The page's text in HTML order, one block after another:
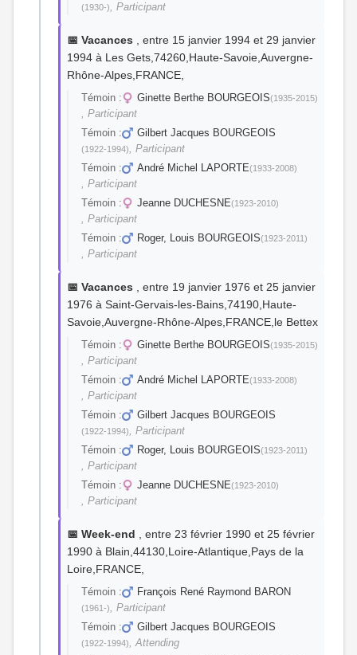
(1930-), Participant
📅 Vacances , entre 15 janvier 1994 et 29 janvier
1994 à Les Gets,74260,Haute-Savoie,Auvergne-
Rhône-Alpes,FRANCE,
Témoin : Ginette Berthe BOURGEOIS(1935-2015)
, Participant
Témoin :
Gilbert Jacques BOURGEOIS
(1922-1994), Participant
Témoin :
André Michel LAPORTE(1933-2008)
, Participant
Témoin :
Jeanne DUCHESNE(1923-2010)
, Participant
Témoin :
Roger, Louis BOURGEOIS(1923-2011)
, Participant
📅 Vacances , entre 19 janvier 1976 et 25 janvier
1976 à Saint-Gervais-les-Bains,74190,Haute-
Savoie,Auvergne-Rhône-Alpes,FRANCE,le Bettex
Témoin : Ginette Berthe BOURGEOIS(1935-2015)
, Participant
Témoin :
André Michel LAPORTE(1933-2008)
, Participant
Témoin :
Gilbert Jacques BOURGEOIS
(1922-1994), Participant
Témoin :
Roger, Louis BOURGEOIS(1923-2011)
, Participant
Témoin :
Jeanne DUCHESNE(1923-2010)
, Participant
📅 Week-end , entre 23 février 1990 et 25 février
1990 à Blain,44130,Loire-Atlantique,Pays de la
Loire,FRANCE,
Témoin : François René Raymond BARON
(1961-), Participant
Témoin :
Gilbert Jacques BOURGEOIS
(1922-1994), Attending